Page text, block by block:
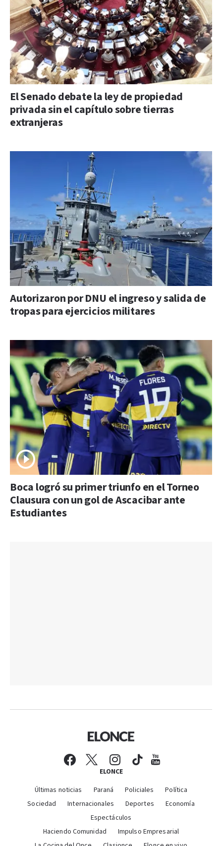
El Senado debate la ley de propiedad
privada sin el capítulo sobre tierras
extranjeras
Autorizaron por DNU el ingreso y salida de
tropas para ejercicios militares
Boca logró su primer triunfo en el Torneo
Clausura con un gol de Ascacibar ante
Estudiantes
ELONCE
Últimas noticias Paraná Policiales
Política
Sociedad
Internacionales Deportes
Economía
Espectáculos
Haciendo Comunidad
Impulso Empresarial